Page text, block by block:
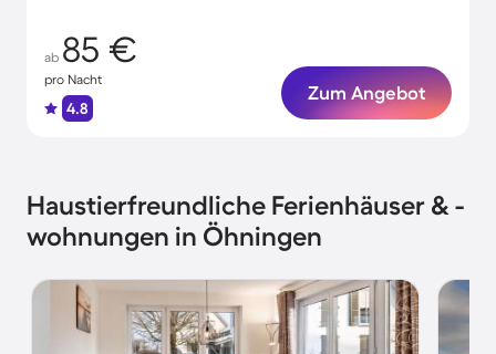
ab 85 €
pro Nacht
4.8
Zum Angebot
Haustierfreundliche Ferienhäuser & -
wohnungen in Öhningen